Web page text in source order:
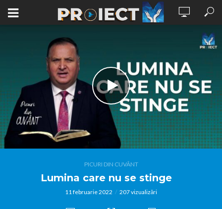
PICURI DIN CUVÂNT
Lumina care nu se stinge
11 februarie 2022 207 vizualizări